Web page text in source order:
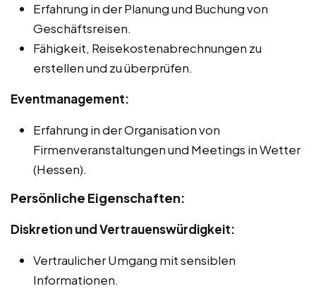
Erfahrung in der Planung und Buchung von
Geschäftsreisen.
Fähigkeit, Reisekostenabrechnungen zu
erstellen und zu überprüfen.
Eventmanagement:
Erfahrung in der Organisation von
Firmenveranstaltungen und Meetings in Wetter
(Hessen).
Persönliche Eigenschaften:
Diskretion und Vertrauenswürdigkeit:
Vertraulicher Umgang mit sensiblen
Informationen.